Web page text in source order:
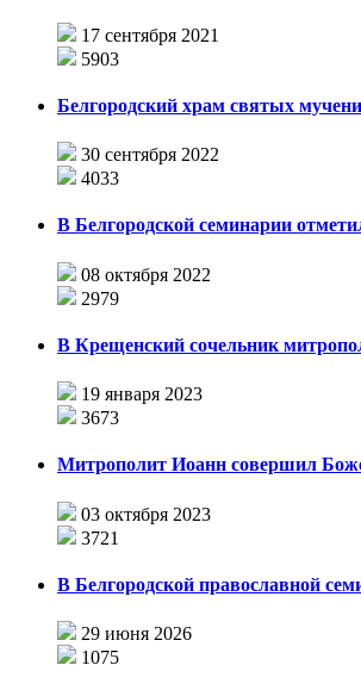
17 сентября 2021
5903
Белгородский храм святых
30 сентября 2022
4033
В Белгородской семинарии
08 октября 2022
2979
В Крещенский сочельник
19 января 2023
3673
Митрополит Иоанн совершил
03 октября 2023
3721
В Белгородской православной
29 июня 2026
1075